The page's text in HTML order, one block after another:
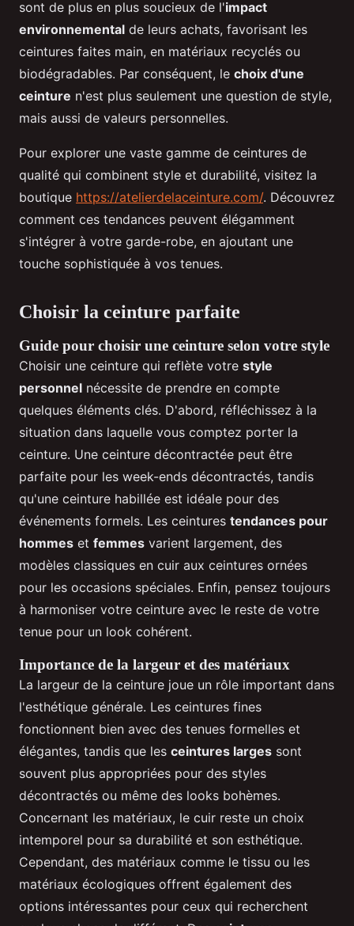
sont de plus en plus soucieux de l'impact
environnemental de leurs achats, favorisant les
ceintures faites main, en matériaux recyclés ou
biodégradables. Par conséquent, le choix d'une
ceinture n'est plus seulement une question de style,
mais aussi de valeurs personnelles.
Pour explorer une vaste gamme de ceintures de
qualité qui combinent style et durabilité, visitez la
boutique https://atelierdelaceinture.com/. Découvrez
comment ces tendances peuvent élégamment
s'intégrer à votre garde-robe, en ajoutant une
touche sophistiquée à vos tenues.
Choisir la ceinture parfaite
Guide pour choisir une ceinture selon votre style
Choisir une ceinture qui reflète votre style
personnel nécessite de prendre en compte
quelques éléments clés. D'abord, réfléchissez à la
situation dans laquelle vous comptez porter la
ceinture. Une ceinture décontractée peut être
parfaite pour les week-ends décontractés, tandis
qu'une ceinture habillée est idéale pour des
événements formels. Les ceintures tendances pour
hommes et femmes varient largement, des
modèles classiques en cuir aux ceintures ornées
pour les occasions spéciales. Enfin, pensez toujours
à harmoniser votre ceinture avec le reste de votre
tenue pour un look cohérent.
Importance de la largeur et des matériaux
La largeur de la ceinture joue un rôle important dans
l'esthétique générale. Les ceintures fines
fonctionnent bien avec des tenues formelles et
élégantes, tandis que les ceintures larges sont
souvent plus appropriées pour des styles
décontractés ou même des looks bohèmes.
Concernant les matériaux, le cuir reste un choix
intemporel pour sa durabilité et son esthétique.
Cependant, des matériaux comme le tissu ou les
matériaux écologiques offrent également des
options intéressantes pour ceux qui recherchent